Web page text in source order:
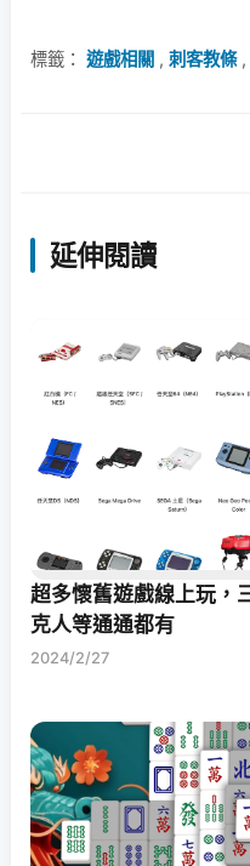
標籤： 遊戲相關 , 刺客教條,
延伸閱讀
超多懷舊遊戲線上玩，
克人等通通都有
2024/2/27